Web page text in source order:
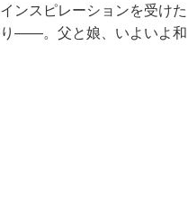
ンスピレーションを受けた
り――。父と娘、いよいよ和